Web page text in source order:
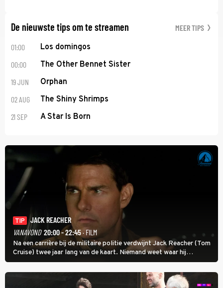
De nieuwste tips om te streamen MEER TIPS
01:00 Los domingos
00:00 The Other Bennet Sister
19 JUN Orphan
02 AUG The Shiny Shrimps
21 SEP A Star Is Born
TIP
JACK REACHER
VANAVOND 20:00 - 22:45· FILM
Na een carrière bij de militaire politie verdwijnt Jack Reacher (Tom
Cruise) twee jaar lang van de kaart. Niemand weet waar hij
uithangt, totdat moordverdachte James Barr naar hem vraagt.